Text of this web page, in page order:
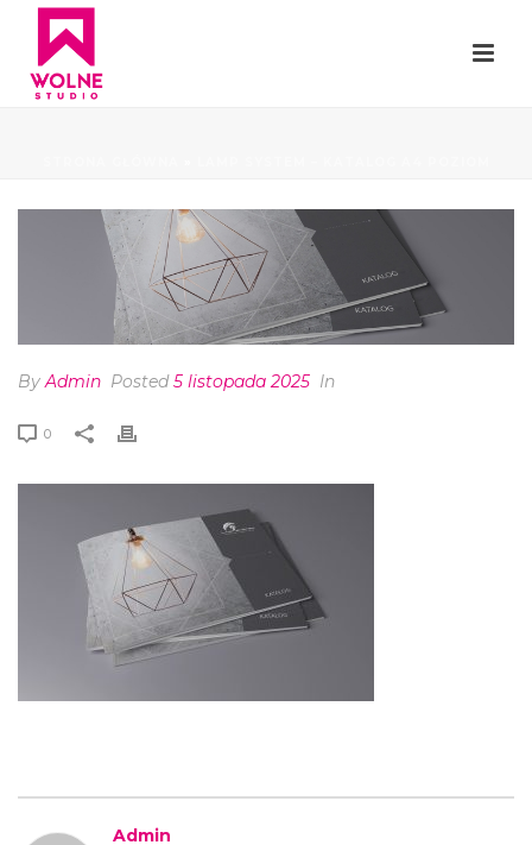
By Admin Posted5 listopada 2025 In
0
Admin